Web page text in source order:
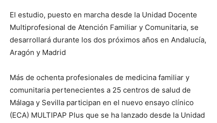
El estudio, puesto en marcha desde la Unidad Docente
Multiprofesional de Atención Familiar y Comunitaria, se
desarrollará durante los dos próximos años en Andalucía,
Aragón y Madrid
Más de ochenta profesionales de medicina familiar y
comunitaria pertenecientes a 25 centros de salud de
Málaga y Sevilla participan en el nuevo ensayo clínico
(ECA) MULTIPAP Plus que se ha lanzado desde la Unidad